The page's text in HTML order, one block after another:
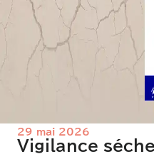
29 mai 2026
Vigilance